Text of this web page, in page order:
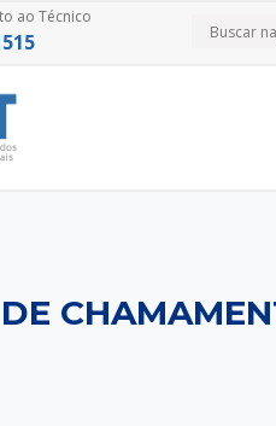
ao Técnico